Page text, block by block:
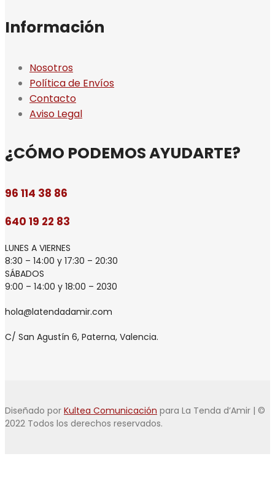
Información
Nosotros
Política de Envíos
Contacto
Aviso Legal
¿CÓMO PODEMOS AYUDARTE?
96 114 38 86
640 19 22 83
LUNES A VIERNES
8:30 – 14:00 y 17:30 – 20:30
SÁBADOS
9:00 – 14:00 y 18:00 – 2030
hola@latendadamir.com
C/ San Agustín 6, Paterna, Valencia.
Diseñado por Kultea Comunicación para La Tenda d’Amir | ©
2022 Todos los derechos reservados.